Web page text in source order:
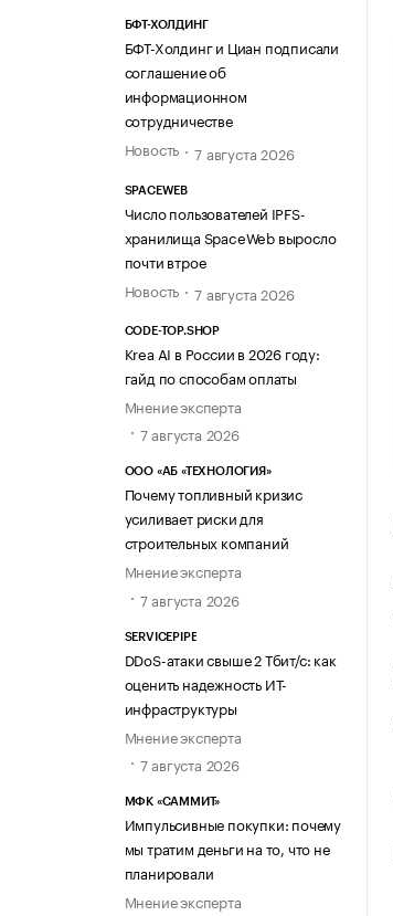
БФТ-ХОЛДИНГ
БФТ-Холдинг и Циан подписали
соглашение об
информационном
сотрудничестве
Новость
7 августа 2026
SPACEWEB
Число пользователей IPFS-
хранилища SpaceWeb выросло
почти втрое
Новость
7 августа 2026
CODE-TOP.SHOP
Krea AI в России в 2026 году:
гайд по способам оплаты
Мнение эксперта
7 августа 2026
ООО «АБ «ТЕХНОЛОГИЯ»
Почему топливный кризис
усиливает риски для
строительных компаний
Мнение эксперта
7 августа 2026
SERVICEPIPE
DDoS-атаки свыше 2 Тбит/с: как
оценить надежность ИТ-
инфраструктуры
Мнение эксперта
7 августа 2026
МФК «САММИТ»
Импульсивные покупки: почему
мы тратим деньги на то, что не
планировали
Мнение эксперта